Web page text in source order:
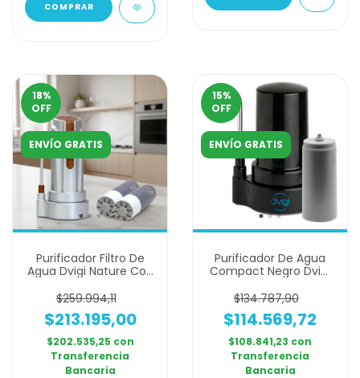
COMPRAR
18%
OFF
ENVÍO GRATIS
Purificador Filtro De
Agua Dvigi Nature Con
$259.994,11
$213.195,00
$202.535,25 con
Transferencia
Bancaria
15%
OFF
ENVÍO GRATIS
Purificador De Agua
Compact Negro Dvigi
$134.787,90
$114.569,72
$108.841,23 con
Transferencia
Bancaria